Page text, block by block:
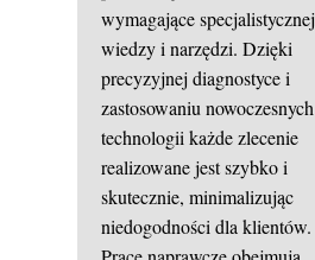
wymagające specjalistycznej
wiedzy i narzędzi. Dzięki
precyzyjnej diagnostyce i
zastosowaniu nowoczesnych
technologii każde zlecenie
realizowane jest szybko i
skutecznie, minimalizując
niedogodności dla klientów.